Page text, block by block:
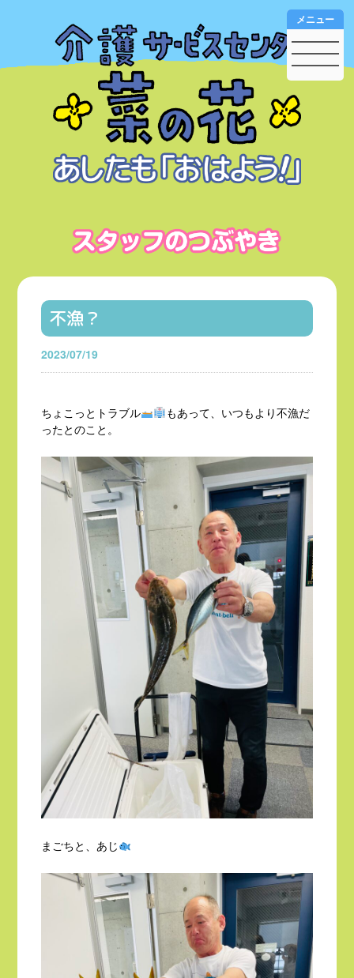
メニュー
不漁？
2023/07/19
ちょこっとトラブル
もあって、いつもより不漁だ
ったとのこと。
まごちと、あじ